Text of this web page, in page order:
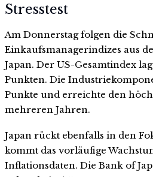
Stresstest
Am Donnerstag folgen die
Einkaufsmanagerindizes aus
Japan. Der US-Gesamtindex
Punkten. Die
Punkte und erreichte den
mehreren Jahren.
Japan rückt ebenfalls in den
kommt das vorläufige
Inflationsdaten. Die Bank of